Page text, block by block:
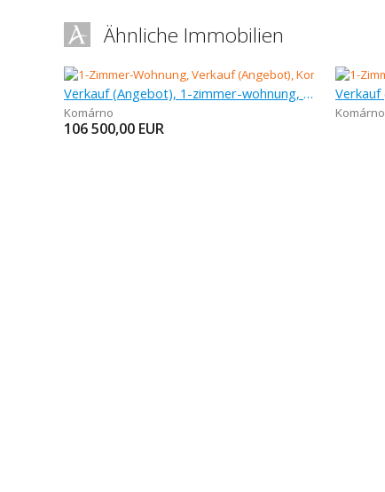
Ähnliche Immobilien
Verkauf (Angebot), 1-zimmer-wohnung, 47 m
Komárno
106 500,00 EUR
Komárno